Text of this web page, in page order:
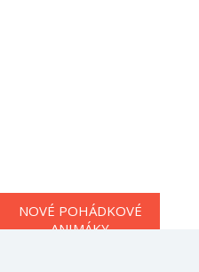
NOVÉ POHÁDKOVÉ
ANIMÁKY